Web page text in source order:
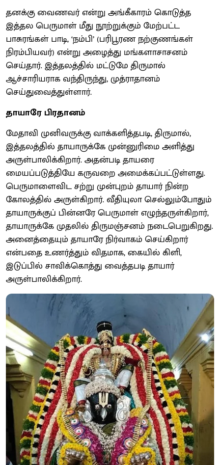
தனக்கு வைணவர் என்று அங்கீகாரம் கொடுத்த
இத்தல பெருமாள் மீது நூற்றுக்கும் மேற்பட்ட
பாசுரங்கள் பாடி, ‘நம்பி’ (பரிபூரண நற்குணங்கள்
நிரம்பியவர்) என்று அழைத்து மங்களாசாசனம்
செய்தார். இத்தலத்தில் மட்டுமே திருமால்
ஆச்சாரியராக வந்திருந்து, முத்ராதானம்
செய்துவைத்துள்ளார்.
தாயாரே பிரதானம்
மேதாவி முனிவருக்கு வாக்களித்தபடி, திருமால்,
இத்தலத்தில் தாயாருக்கே முன்னுரிமை அளித்து
அருள்பாலிக்கிறார். அதன்படி தாயரை
மையப்படுத்தியே கருவறை அமைக்கப்பட்டுள்ளது.
பெருமாளைவிட சற்று முன்புறம் தாயார் நின்ற
கோலத்தில் அருள்கிறார். வீதியுலா செல்லும்போதும்
தாயாருக்குப் பின்னரே பெருமாள் எழுந்தருள்கிறார்,
தாயாருக்கே முதலில் திருமஞ்சனம் நடைபெறுகிறது.
அனைத்தையும் தாயாரே நிர்வாகம் செய்கிறார்
என்பதை உணர்த்தும் விதமாக, கையில் கிளி,
இடுப்பில் சாவிக்கொத்து வைத்தபடி தாயார்
அருள்பாலிக்கிறார்.